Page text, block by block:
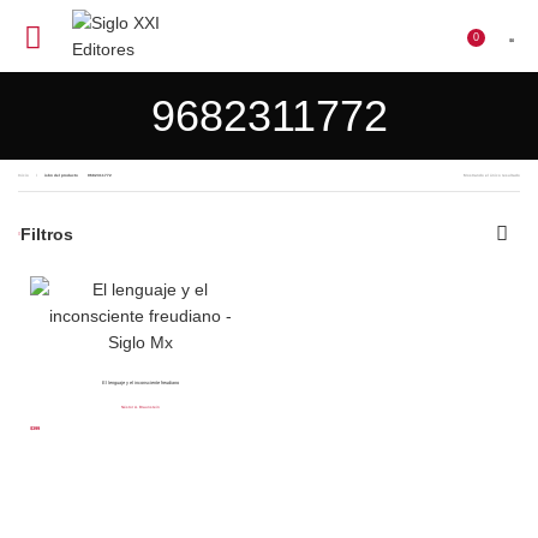
0 $0
9682311772
isbn del producto 9682311772 Mostrando el único resultado
Filtros
El lenguaje y el inconsciente freudiano
Néstor A. Braunstein
$399